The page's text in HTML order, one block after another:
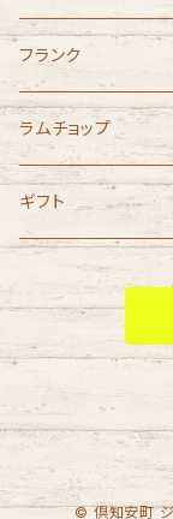
フランク
ラムチョップ
ギフト
© 倶知安町